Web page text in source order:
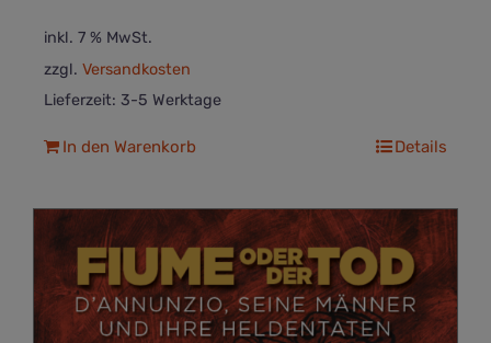
inkl. 7 % MwSt.
zzgl. Versandkosten
Lieferzeit: 3-5 Werktage
In den Warenkorb Details